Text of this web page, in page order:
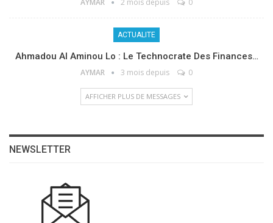
AYMAR 2 mois depuis 0
ACTUALITE
Ahmadou Al Aminou Lo : Le Technocrate Des Finances…
AYMAR 3 mois depuis 0
AFFICHER PLUS DE MESSAGES
NEWSLETTER